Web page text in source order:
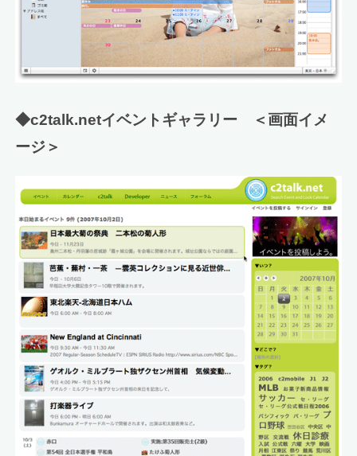
◆c2talk.netイベントギャラリー ＜画面イメ
ージ＞